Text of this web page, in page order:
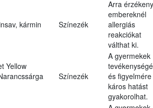
kármin Színezék
Arra érzékeny
embereknél
allergiás
reakciókat
válthat ki.
Yellow
Színezék
A gyermekek
és figyelmére
káros hatást
gyakorolhat.